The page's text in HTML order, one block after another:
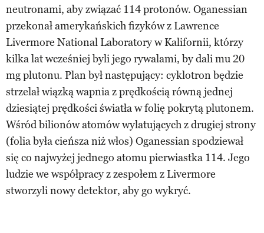
neutronami, aby związać 114 protonów. Oganessian
przekonał amerykańskich fizyków z Lawrence
Livermore National Laboratory w Kalifornii, którzy
kilka lat wcześniej byli jego rywalami, by dali mu 20
mg plutonu. Plan był następujący: cyklotron będzie
strzelał wiązką wapnia z prędkością równą jednej
dziesiątej prędkości światła w folię pokrytą plutonem.
Wśród bilionów atomów wylatujących z drugiej strony
(folia była cieńsza niż włos) Oganessian spodziewał
się co najwyżej jednego atomu pierwiastka 114. Jego
ludzie we współpracy z zespołem z Livermore
stworzyli nowy detektor, aby go wykryć.